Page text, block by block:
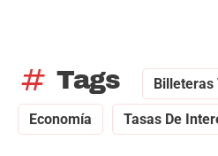
tag Tags Billeteras
Economía Tasas De